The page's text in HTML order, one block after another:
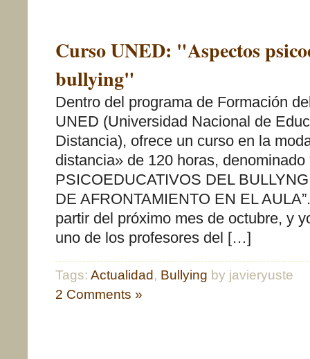
Curso UNED: "Aspectos
bullying"
Dentro del programa de Formación
UNED (Universidad Nacional de
Distancia), ofrece un curso en la
distancia» de 120 horas, denominado
PSICOEDUCATIVOS DEL
DE AFRONTAMIENTO EN EL
partir del próximo mes de octubre, y
uno de los profesores del […]
Tags: Actualidad , Bullying by javieryuste
2 Comments »